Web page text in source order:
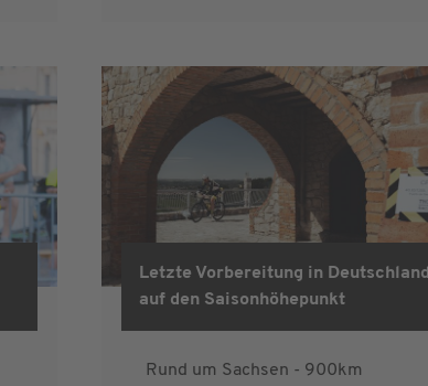
Letzte Vorbereitung in Deutschland
auf den Saisonhöhepunkt
Rund um Sachsen - 900km